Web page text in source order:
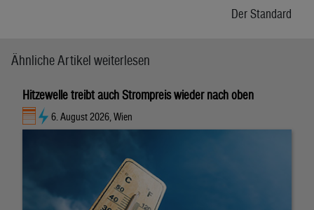
Der Standard
Ähnliche Artikel weiterlesen
Hitzewelle treibt auch Strompreis wieder nach oben
6. August 2026, Wien